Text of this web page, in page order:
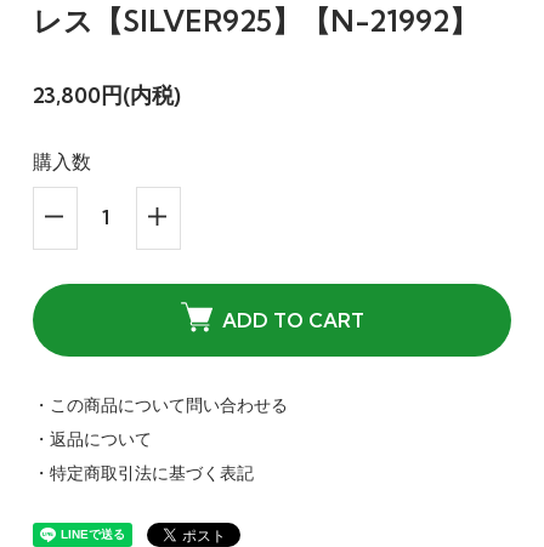
レス【SILVER925】【N-21992】
23,800円(内税)
購入数
ADD TO CART
・この商品について問い合わせる
・返品について
・特定商取引法に基づく表記